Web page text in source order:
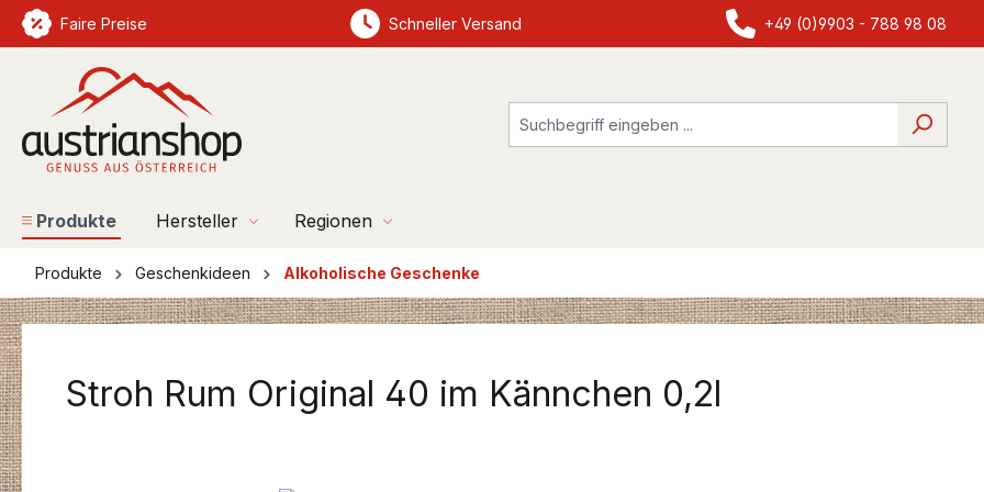
Zur Hauptnavigation springen
Faire Preise Schneller Versand +49 (0)9903 - 788 98 08
Produkte Hersteller Regionen
Produkte Geschenkideen Alkoholische Geschenke
Stroh Rum Original 40 im Kännchen 0,2l